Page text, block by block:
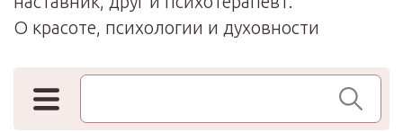
О красоте, психологии и духовности
Поиск по сайту